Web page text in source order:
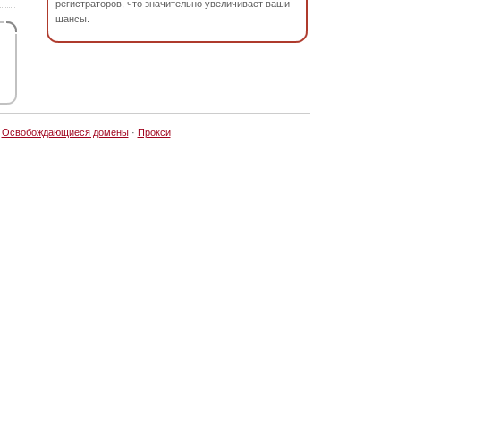
регистраторов, что значительно увеличивает ваши
шансы.
Освобождающиеся домены· Прокси